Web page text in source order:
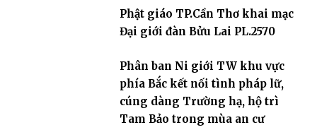
Phật giáo TP.Cần Thơ khai mạc
Đại giới đàn Bửu Lai PL.2570
Phân ban Ni giới TW khu vực
phía Bắc kết nối tình pháp lữ,
cúng dàng Trường hạ, hộ trì
Tam Bảo trong mùa an cư